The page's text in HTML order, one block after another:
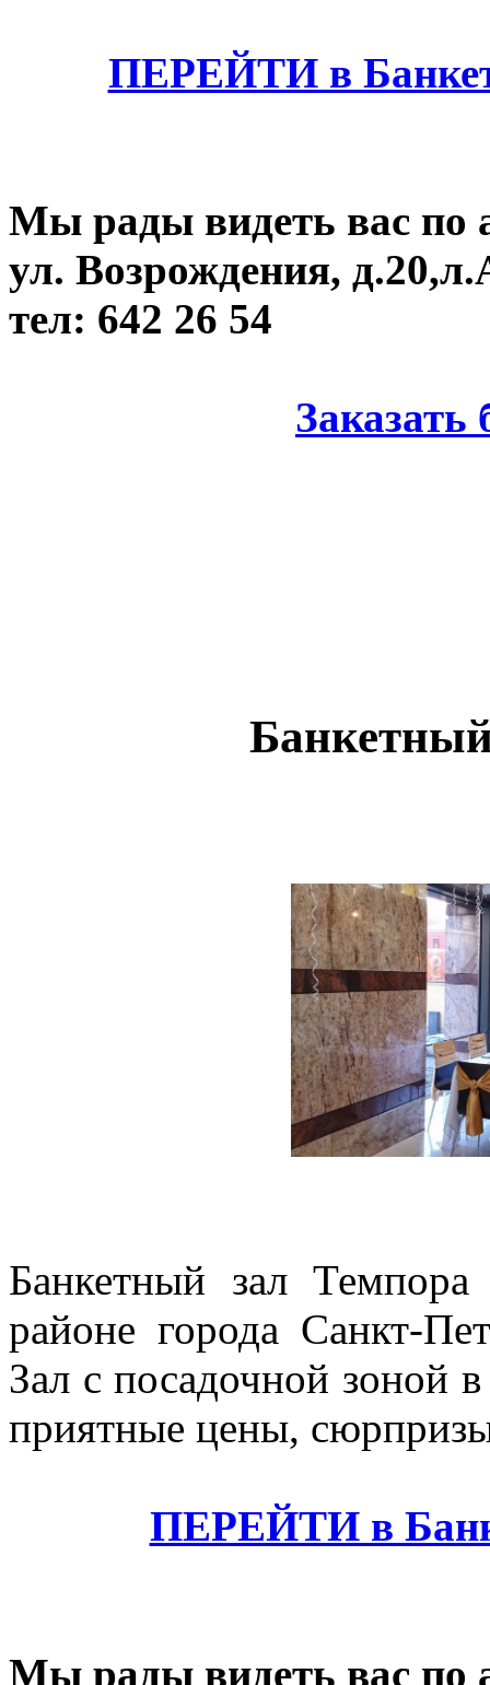
ПЕРЕЙТИ в
Мы рады видеть вас по
ул. Возрождения,
тел: 642 26 54
Заказать
Банкетный зал Темпора
районе города Санкт-
Зал с посадочной зоной
приятные цены,
ПЕРЕЙТИ в
Мы рады видеть вас по